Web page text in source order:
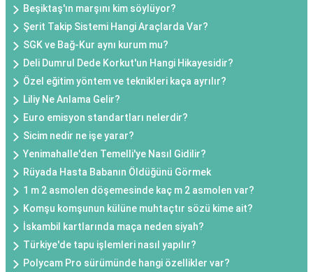
Beşiktaş'ın marşını kim söylüyor?
Şerit Takip Sistemi Hangi Araçlarda Var?
SGK ve Bağ-Kur aynı kurum mu?
Deli Dumrul Dede Korkut'un Hangi Hikayesidir?
Özel eğitim yöntem ve teknikleri kaça ayrılır?
Liliy Ne Anlama Gelir?
Euro emisyon standartları nelerdir?
Sicim nedir ne işe yarar?
Yenimahalle'den Temelli'ye Nasıl Gidilir?
Rüyada Hasta Babanın Öldüğünü Görmek
1 m 2 asmolen döşemesinde kaç m 2 asmolen var?
Komşu komşunun külüne muhtaçtır sözü kime ait?
İskambil kartlarında maça neden siyah?
Türkiye'de tapu işlemleri nasıl yapılır?
Polycam Pro sürümünde hangi özellikler var?